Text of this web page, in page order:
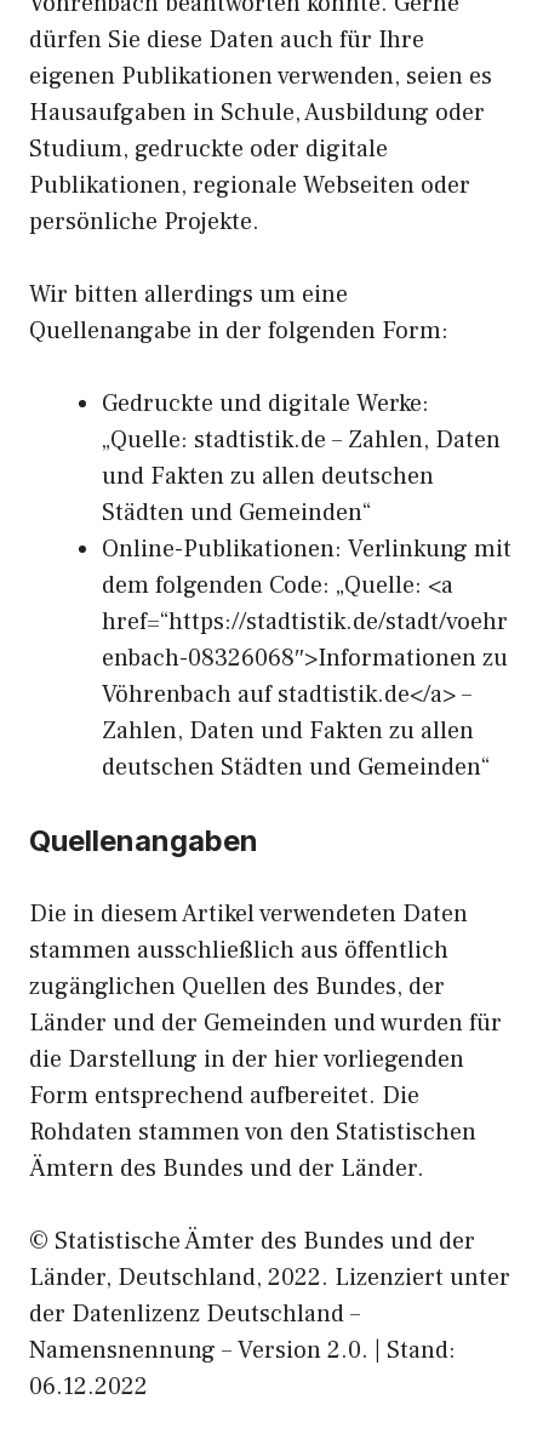
dürfen Sie diese Daten auch für Ihre
eigenen Publikationen verwenden, seien es
Hausaufgaben in Schule, Ausbildung oder
Studium, gedruckte oder digitale
Publikationen, regionale Webseiten oder
persönliche Projekte.
Wir bitten allerdings um eine
Quellenangabe in der folgenden Form:
Gedruckte und digitale Werke:
„Quelle: stadtistik.de – Zahlen, Daten
und Fakten zu allen deutschen
Städten und Gemeinden“
Online-Publikationen: Verlinkung mit
dem folgenden Code: „Quelle: <a
href=“https://stadtistik.de/stadt/voehr
enbach-08326068″>Informationen zu
Vöhrenbach auf stadtistik.de</a> –
Zahlen, Daten und Fakten zu allen
deutschen Städten und Gemeinden“
Quellenangaben
Die in diesem Artikel verwendeten Daten
stammen ausschließlich aus öffentlich
zugänglichen Quellen des Bundes, der
Länder und der Gemeinden und wurden für
die Darstellung in der hier vorliegenden
Form entsprechend aufbereitet. Die
Rohdaten stammen von den Statistischen
Ämtern des Bundes und der Länder.
© Statistische Ämter des Bundes und der
Länder, Deutschland, 2022. Lizenziert unter
der Datenlizenz Deutschland –
Namensnennung – Version 2.0. | Stand:
06.12.2022